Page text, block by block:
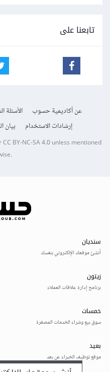
تابعنا على
عن أكاديمية حسوب الأسئلة
إرشادات الاستخدام
بيان
CC BY-NC-SA 4.0unless mentioned